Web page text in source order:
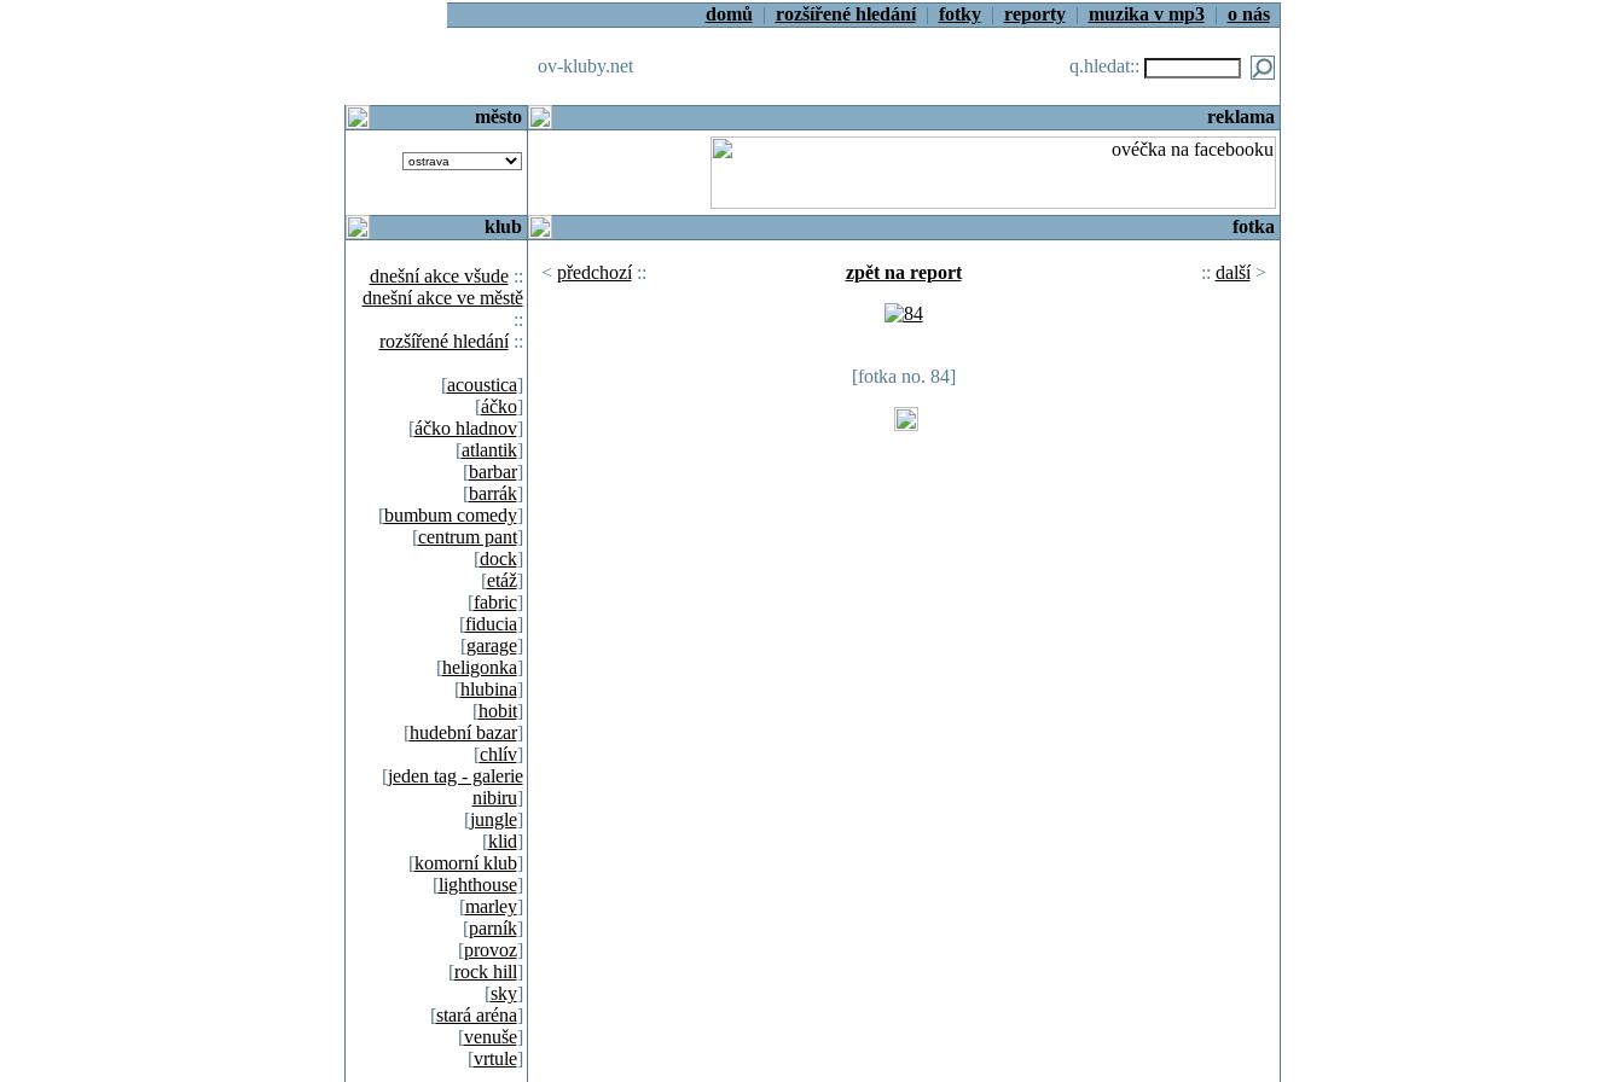
domů | rozšířené hledání| fotky| reporty| muzika v mp3| o nás
ov-kluby.net q.hledat::
město reklama
klub
dnešní akce všude::
dnešní akce ve městě
::
rozšířené hledání::
[acoustica]
[áčko]
[áčko hladnov]
[atlantik]
[barbar]
[barrák]
[bumbum comedy]
[centrum pant]
[dock]
[etáž]
[fabric]
[fiducia]
[garage]
[heligonka]
[hlubina]
[hobit]
[hudební bazar]
[chlív]
[jeden tag - galerie
nibiru]
[jungle]
[klid]
[komorní klub]
[lighthouse]
[marley]
[parník]
[provoz]
[rock hill]
[sky]
[stará aréna]
[venuše]
[vrtule]
fotka
< předchozí:: zpět na report :: další>
[fotka no. 84]